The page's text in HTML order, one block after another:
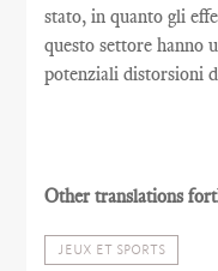
stato, in quanto gli
questo settore hanno
potenziali distorsioni
Other translations
JEUX ET SPORTS